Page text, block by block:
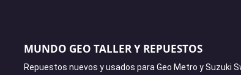
MUNDO GEO TALLER Y REPUESTOS
Repuestos nuevos y usados para Geo Metro y Suzuki